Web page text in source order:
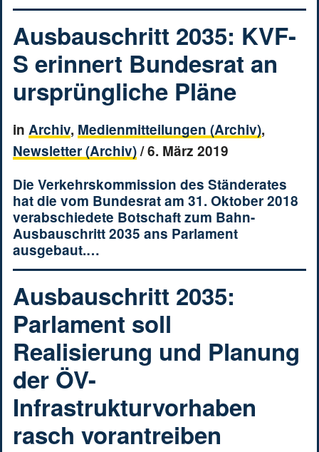
Ausbauschritt 2035: KVF-
S erinnert Bundesrat an
ursprüngliche Pläne
in Archiv, Medienmitteilungen (Archiv),
Newsletter (Archiv)/6. März 2019
Die Verkehrskommission des Ständerates
hat die vom Bundesrat am 31. Oktober 2018
verabschiedete Botschaft zum Bahn-
Ausbauschritt 2035 ans Parlament
ausgebaut.…
Ausbauschritt 2035:
Parlament soll
Realisierung und Planung
der ÖV-
Infrastrukturvorhaben
rasch vorantreiben